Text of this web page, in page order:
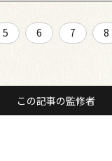
5 6 7 8
この記事の監修者